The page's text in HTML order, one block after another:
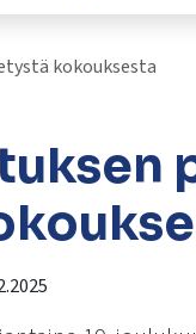
kokouksesta